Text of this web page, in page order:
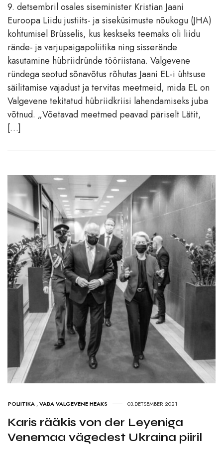
9. detsembril osales siseminister Kristian Jaani
Euroopa Liidu justiits- ja siseküsimuste nõukogu (JHA)
kohtumisel Brüsselis, kus keskseks teemaks oli liidu
rände- ja varjupaigapoliitika ning sisserände
kasutamine hübriidründe tööriistana. Valgevene
ründega seotud sõnavõtus rõhutas Jaani EL-i ühtsuse
säilitamise vajadust ja tervitas meetmeid, mida EL on
Valgevene tekitatud hübriidkriisi lahendamiseks juba
võtnud. „Võetavad meetmed peavad päriselt Lätit,
[…]
POLIITIKA ,VABA VALGEVENE HEAKS 03.DETSEMBER 2021
Karis rääkis von der Leyeniga
Venemaa vägedest Ukraina piiril